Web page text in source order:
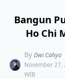
Bangun
Ho Chi
By Dwi Cahyo
November
WIB